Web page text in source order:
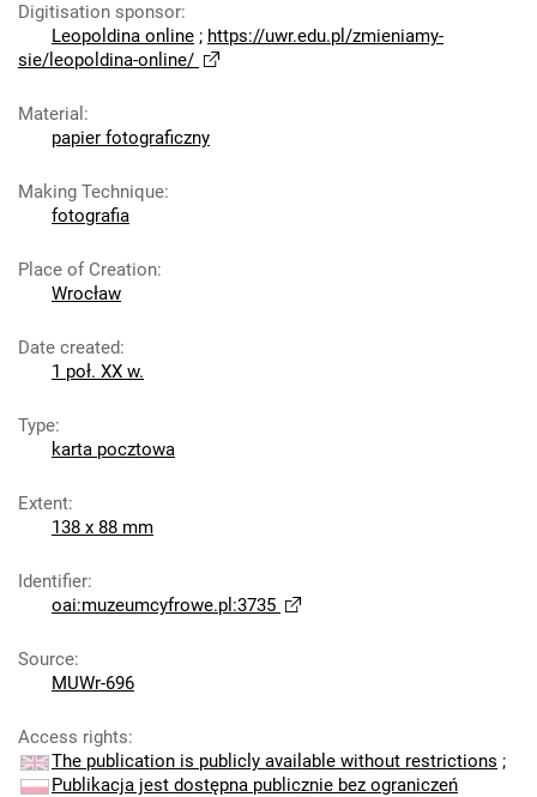
Digitisation sponsor:
Leopoldina online ; https://uwr.edu.pl/zmieniamy-
sie/leopoldina-online/
Material :
papier fotograficzny
Making Technique:
fotografia
Place of Creation:
Wrocław
Date created:
1 poł. XX w.
Type:
karta pocztowa
Extent:
138 x 88 mm
Identifier:
oai:muzeumcyfrowe.pl:3735
Source:
MUWr-696
Access rights:
The publication is publicly available without restrictions ;
Publikacja jest dostępna publicznie bez ograniczeń